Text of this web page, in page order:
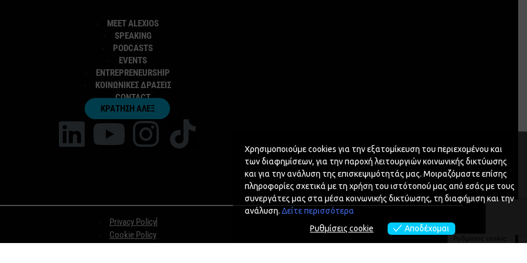
MEET ALEXIOS
SPEAKING
PODCASTS
EVENTS
ENTREPRENEURSHIP
ΚΟΙΝΩΝΙΚΕΣ ΔΡΑΣΕΙΣ
CONTACT
ΚΡΑΤΗΣΗ ΑΛΕΞ
Privacy Policy
Cookie Policy
Χρησιμοποιούμε cookies για την εξατομίκευση του περιεχομένου και
των διαφημίσεων, για την παροχή λειτουργιών κοινωνικής δικτύωσης
και για την ανάλυση της επισκεψιμότητάς μας. Μοιραζόμαστε επίσης
πληροφορίες σχετικά με τη χρήση του ιστότοπού μας από εσάς με τους
συνεργάτες μας στα μέσα κοινωνικής δικτύωσης, τη διαφήμιση και την
ανάλυση. Δείτε περισσότερα
Ρυθμίσεις cookie
Αποδέχομαι